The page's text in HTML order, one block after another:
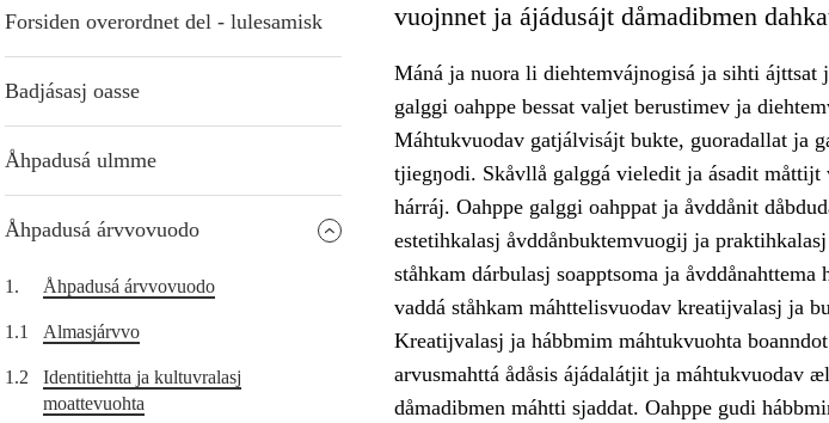
Forsiden overordnet del - lulesamisk
Badjásasj oasse
Åhpadusá ulmme
Åhpadusá árvvovuodo
1. Åhpadusá árvvovuodo
1.1 Almasjárvvo
1.2
Identitiehtta ja kultuvralasj
moattevuohta
vuojnnet ja ájádusájt dåmadibmen
Máná ja nuora li diehtemvájnogisá ja sihti ájttsat
galggi oahppe bessat valjet berustimev ja
Máhtukvuodav gatjálvisájt bukte, guoradallat ja
tjiegŋodi. Skåvllå galggá vieledit ja ásadit måttijt
hárráj. Oahppe galggi oahppat ja åvddånit
estetihkalasj åvddånbuktemvuogij ja
ståhkam dárbulasj soapptsoma ja
vaddá ståhkam máhttelisvuodav kreatijvalasj ja
Kreatijvalasj ja hábbmim máhtukvuohta
arvusmahttá ådåsis ájádalátjit ja máhtukvuodav
dåmadibmen máhtti sjaddat. Oahppe gudi